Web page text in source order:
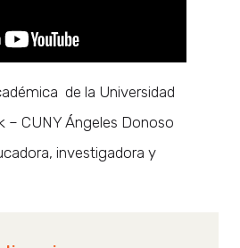
de la Universidad
– CUNY Ángeles Donoso
investigadora y